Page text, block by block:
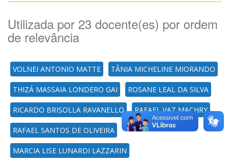
Utilizada por 23 docente(es) por ordem
de relevância
VOLNEI ANTONIO MATTE TÂNIA MICHELINE MIORANDO
THIZÁ MASSAIA LONDERO GAI ROSANE LEAL DA SILVA
RICARDO BRISOLLA RAVANELLO RAFAEL VAZ MACHRY
RAFAEL SANTOS DE OLIVEIRA
MARCIA LISE LUNARDI LAZZARIN